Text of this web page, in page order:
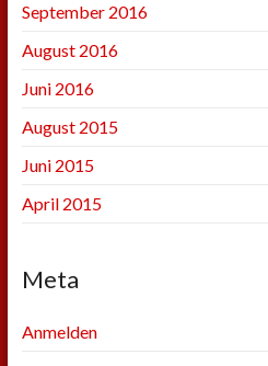
September 2016
August 2016
Juni 2016
August 2015
Juni 2015
April 2015
Meta
Anmelden